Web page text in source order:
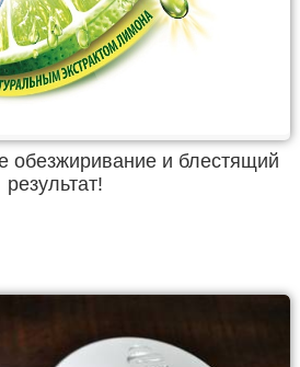
обезжиривание и блестящий
результат!